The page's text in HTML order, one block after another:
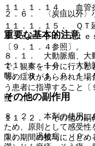
２．６． 〈炭疽以外〉
重要な基本的注意
８．１． 大動脈瘤、大
で、観察を十分に行うと
等の症状があらわれた場
う患者に指導すること
照〕。
８．２． 本剤の使用に
ため、原則として感受
限の期間の投与にとどめ
１１．１．１４． 血管
１１．１．１５． ＱＴ
ｓ ｄｅ ｐｏｉｎｔｅｓ
〔９．１．４参照〕。
１１．１．１６． 大動
明）〔８．１、９．１．
その他の副作用
１１．２． その他の副
１）． 過敏症：（０．